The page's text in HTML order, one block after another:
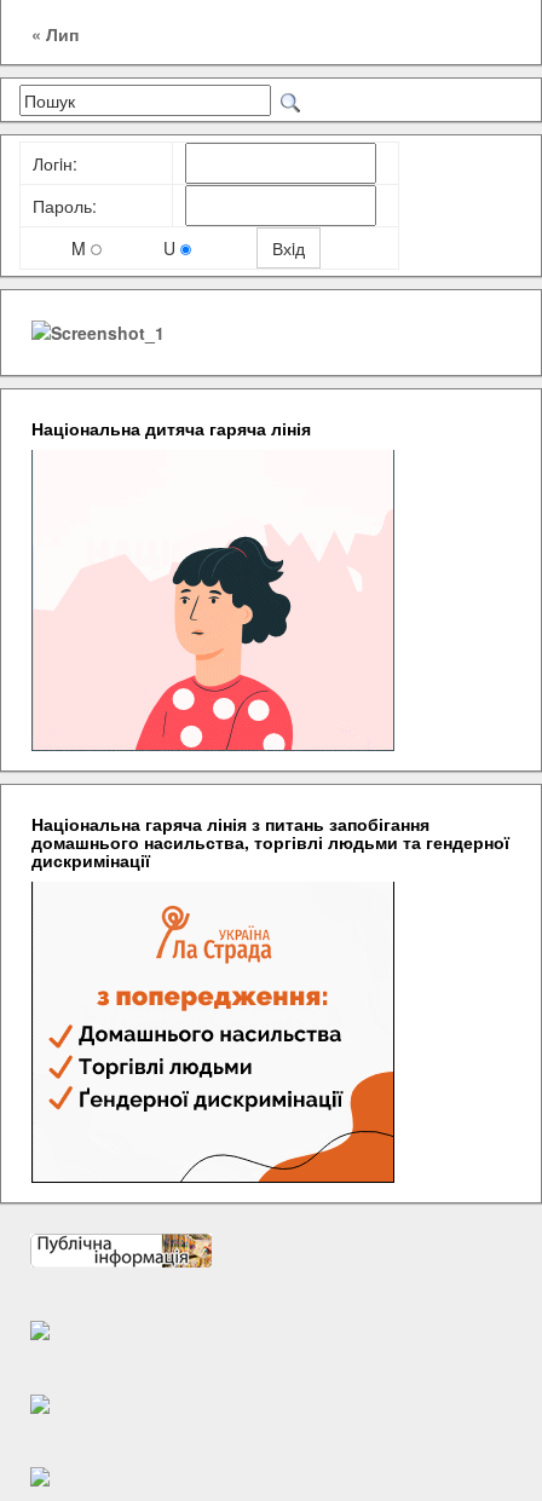
« Лип
Логiн:
Пароль:
M
U
Національна дитяча гаряча лінія
Національна гаряча лінія з питань запобігання
домашнього насильства, торгівлі людьми та гендерної
дискримінації